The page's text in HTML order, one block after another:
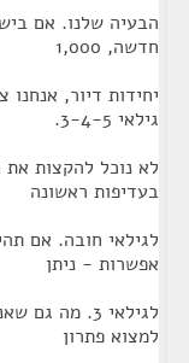
הבעיה שלנו. אם
חדשה, 1,000
גילאי 3-4-5.
בעדיפות ראשונה
אפשרות - ניתן
לגילאי 3.
למצוא פתרון